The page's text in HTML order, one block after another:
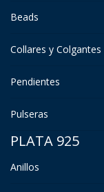
Beads
Collares y Colgantes
Pendientes
Pulseras
PLATA 925
Anillos